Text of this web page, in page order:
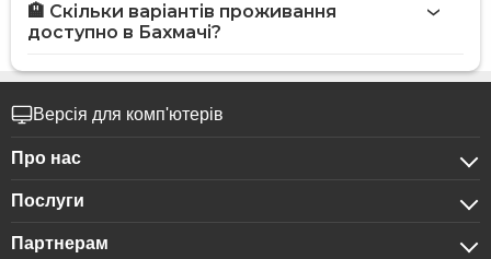
🏨 Скільки варіантів проживання
доступно в Бахмачі?
Версія для комп'ютерів
Про нас
Про компанію
Конфіденційність
Послуги
Для бізнес-клієнтів
Партнерам